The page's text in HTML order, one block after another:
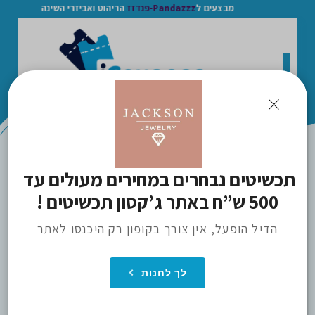
מבצעים לPandazzz-פנדזז הריהוט ואביזרי השינה
500 ש”ח באתר ג’קסון תכשיטים !
הדיל הופעל, אין צורך בקופון רק היכנסו לאתר
לך לחנות